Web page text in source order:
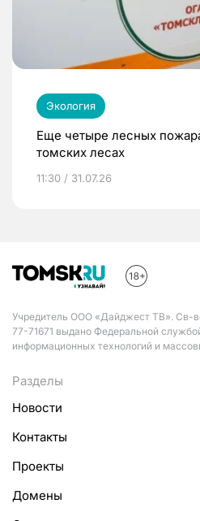
Экология
Еще четыре лесных
томских лесах
11:30 / 31.07.26
Учредитель ООО «Дайджест ТВ».
77-71671 выдано Федеральной
информационных технологий и
Разделы
Новости
Контакты
Проекты
Домены